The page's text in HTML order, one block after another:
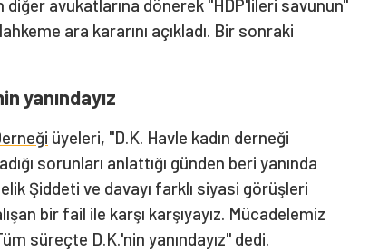
diğer avukatlarına dönerek "HDP'lileri savunun"
ara kararını açıkladı. Bir sonraki
yanındayız
üyeleri, "D.K. Havle kadın derneği
sorunları anlattığı günden beri yanında
Şiddeti ve davayı farklı siyasi görüşleri
bir fail ile karşı karşıyayız. Mücadelemiz
süreçte D.K.'nin yanındayız" dedi.